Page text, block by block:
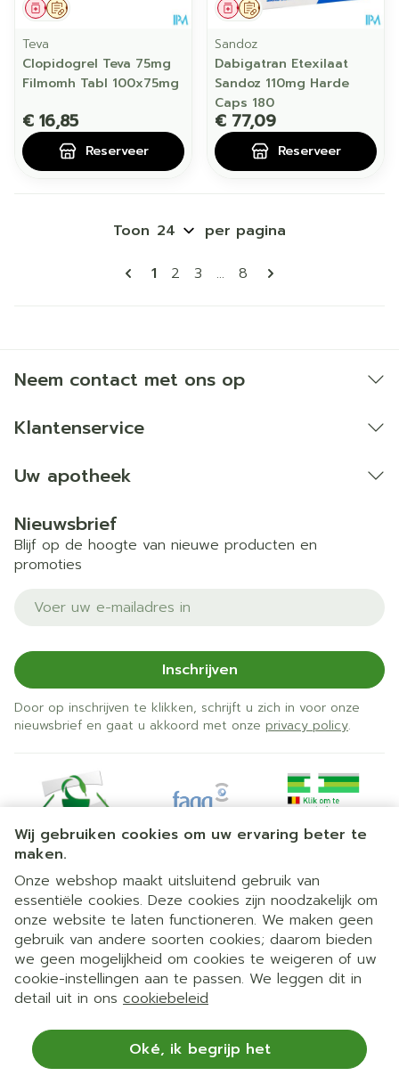
Wij gebruiken cookies om uw ervaring beter te
maken.
Onze webshop maakt uitsluitend gebruik van
essentiële cookies. Deze cookies zijn noodzakelijk om
onze website te laten functioneren. We maken geen
gebruik van andere soorten cookies; daarom bieden
we geen mogelijkheid om cookies te weigeren of uw
cookie-instellingen aan te passen. We leggen dit in
detail uit in ons cookiebeleid
Oké, ik begrijp het
Op voorschrift
Geneesmiddel
Teva
Clopidogrel Teva 75mg
Filmomh Tabl 100x75mg
€ 16,85
Reserveer
Op voorschrift
Geneesmiddel
Sandoz
Dabigatran Etexilaat
Sandoz 110mg Harde
Caps 180
€ 77,09
Reserveer
Pagina's
U lees momenteel pagina
1 Pagina
2 Pagina
3 ... Pagina
8
Toon per pagina
Neem contact met ons op
Klantenservice
Uw apotheek
Nieuwsbrief
Blijf op de hoogte van nieuwe producten en
promoties
E-mail adres
Inschrijven
Door op inschrijven te klikken, schrijft u zich in voor onze
nieuwsbrief en gaat u akkoord met onze privacy policy.
Juridische links